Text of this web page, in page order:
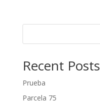
Recent Posts
Prueba
Parcela 75